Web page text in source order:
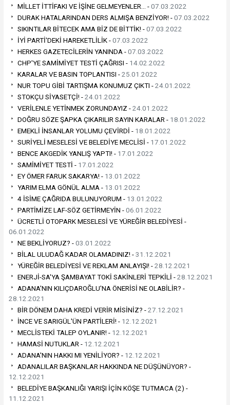
MİLLET İTTİFAKI VE İŞİNE GELMEYENLER… -07.03.2022
DURAK HATALARINDAN DERS ALMIŞA BENZİYOR! -07.03.2022
SIKINTILAR BİTECEK AMA BİZ DE BİTTİK! -07.03.2022
İYİ PARTİ'DEKİ HAREKETLİLİK -07.03.2022
HERKES GAZETECİLERİN YANINDA -07.03.2022
CHP'YE SAMİMİYET TESTİ ÇAĞRISI - 14.02.2022
KARALAR VE BASIN TOPLANTISI -25.01.2022
NUR TOPU GİBİ TARTIŞMA KONUMUZ ÇIKTI -24.01.2022
STOKÇU SİYASETÇİ! -24.01.2022
VERİLENLE YETİNMEK ZORUNDAYIZ -24.01.2022
DOĞRU SÖZE ŞAPKA ÇIKARILIR SAYIN KARALAR - 18.01.2022
EMEKLİ İNSANLAR YOLUMU ÇEVİRDİ - 18.01.2022
SURİYELİ MESELESİ VE BELEDİYE MECLİSİ - 17.01.2022
BENCE AKGEDİK YANLIŞ YAPTI! - 17.01.2022
SAMİMİYET TESTİ - 17.01.2022
EY ÖMER FARUK SAKARYA! - 13.01.2022
YARIM ELMA GÖNÜL ALMA - 13.01.2022
4 İSİME ÇAĞRIDA BULUNUYORUM - 13.01.2022
PARTİMİZE LAF-SÖZ GETİRMEYİN -06.01.2022
ÜCRETLİ OTOPARK MESELESİ VE YÜREĞİR BELEDİYESİ -
06.01.2022
NE BEKLİYORUZ? -03.01.2022
BİLAL ULUDAĞ KADAR OLAMADINIZ! -31.12.2021
YÜREĞİR BELEDİYESİ VE REKLAM ANLAYIŞI! -28.12.2021
ENERJİ-SA'YA ŞAMBAYAT TOKİ SAKİNLERİ TEPKİLİ -28.12.2021
ADANA'NIN KILIÇDAROĞLU'NA ÖNERİSİ NE OLABİLİR? -
28.12.2021
BİR DÖNEM DAHA KREDİ VERİR MİSİNİZ? -27.12.2021
İNCE VE SARIGÜL'ÜN PARTİLERİ! - 12.12.2021
MECLİSTEKİ TALEP OYLANIR! - 12.12.2021
HAMASİ NUTUKLAR - 12.12.2021
ADANA'NIN HAKKI MI YENİLİYOR? - 12.12.2021
ADANALILAR BAŞKANLAR HAKKINDA NE DÜŞÜNÜYOR? -
12.12.2021
BELEDİYE BAŞKANLIĞI YARIŞI İÇİN KÖŞE TUTMACA (2) -
11.12.2021